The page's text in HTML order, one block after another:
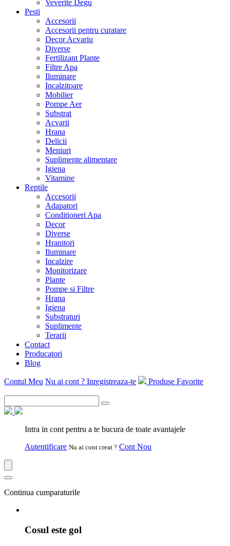
Veverite Degu
Pesti
Accesorii
Accesorii pentru curatare
Decor Acvariu
Diverse
Fertilizant Plante
Filtre Apa
Iluminare
Incalzitoare
Mobilier
Pompe Aer
Substrat
Acvarii
Hrana
Delicii
Meniuri
Suplimente alimentare
Igiena
Vitamine
Reptile
Accesorii
Adapatori
Conditioneri Apa
Decor
Diverse
Hranitori
Iluminare
Incalzire
Monitorizare
Plante
Pompe si Filtre
Hrana
Igiena
Substraturi
Suplimente
Terarii
Contact
Producatori
Blog
Contul Meu Nu ai cont ? Inregistreaza-te Produse Favorite
Intra in cont pentru a te bucura de toate avantajele
Autentificare Nu ai cont creat ? Cont Nou
Continua cumparaturile
Cosul este gol